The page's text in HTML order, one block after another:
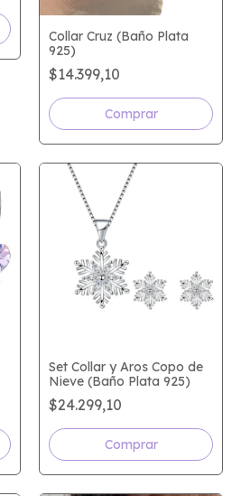
Collar Cruz (Baño Plata
925)
$14.399,10
Set Collar y Aros Copo de
Nieve (Baño Plata 925)
$24.299,10